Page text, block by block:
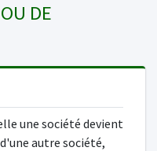
DE
une société devient
autre société,